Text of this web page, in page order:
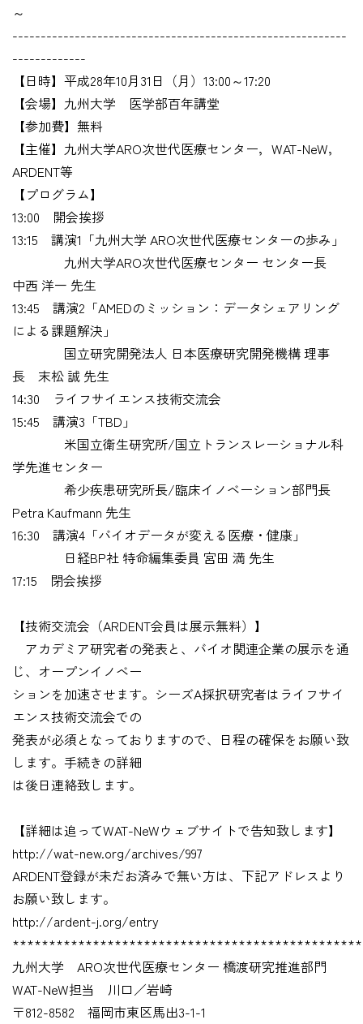
～
-----------------------------------------------------------
-------------
【日時】平成28年10月31日（月）13:00～17:20
【会場】九州大学 医学部百年講堂
【参加費】無料
【主催】九州大学ARO次世代医療センター，WAT-NeW，
ARDENT等
【プログラム】
13:00 開会挨拶
13:15 講演1「九州大学 ARO次世代医療センターの歩み」
九州大学ARO次世代医療センター センター長
中西 洋一 先生
13:45 講演2「AMEDのミッション：データシェアリング
による課題解決」
国立研究開発法人 日本医療研究開発機構 理事
長 末松 誠 先生
14:30 ライフサイエンス技術交流会
15:45 講演3「TBD」
米国立衛生研究所/国立トランスレーショナル科
学先進センター
希少疾患研究所長/臨床イノベーション部門長
Petra Kaufmann 先生
16:30 講演4「バイオデータが変える医療・健康」
日経BP社 特命編集委員 宮田 満 先生
17:15 閉会挨拶
【技術交流会（ARDENT会員は展示無料）】
アカデミア研究者の発表と、バイオ関連企業の展示を通
じ、オープンイノベー
ションを加速させます。シーズA採択研究者はライフサイ
エンス技術交流会での
発表が必須となっておりますので、日程の確保をお願い致
します。手続きの詳細
は後日連絡致します。
【詳細は追ってWAT-NeWウェブサイトで告知致します】
http://wat-new.org/archives/997
ARDENT登録が未だお済みで無い方は、下記アドレスより
お願い致します。
http://ardent-j.org/entry
九州大学 ARO次世代医療センター 橋渡研究推進部門
WAT-NeW担当 川口／岩崎
〒812-8582 福岡市東区馬出3-1-1